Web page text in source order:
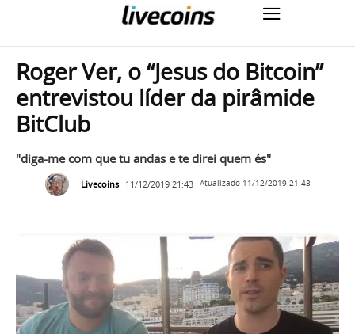
Roger Ver, o “Jesus do Bitcoin”
entrevistou líder da pirâmide
BitClub
"diga-me com que tu andas e te direi quem és"
Livecoins 11/12/2019 21:43 Atualizado 11/12/2019 21:43